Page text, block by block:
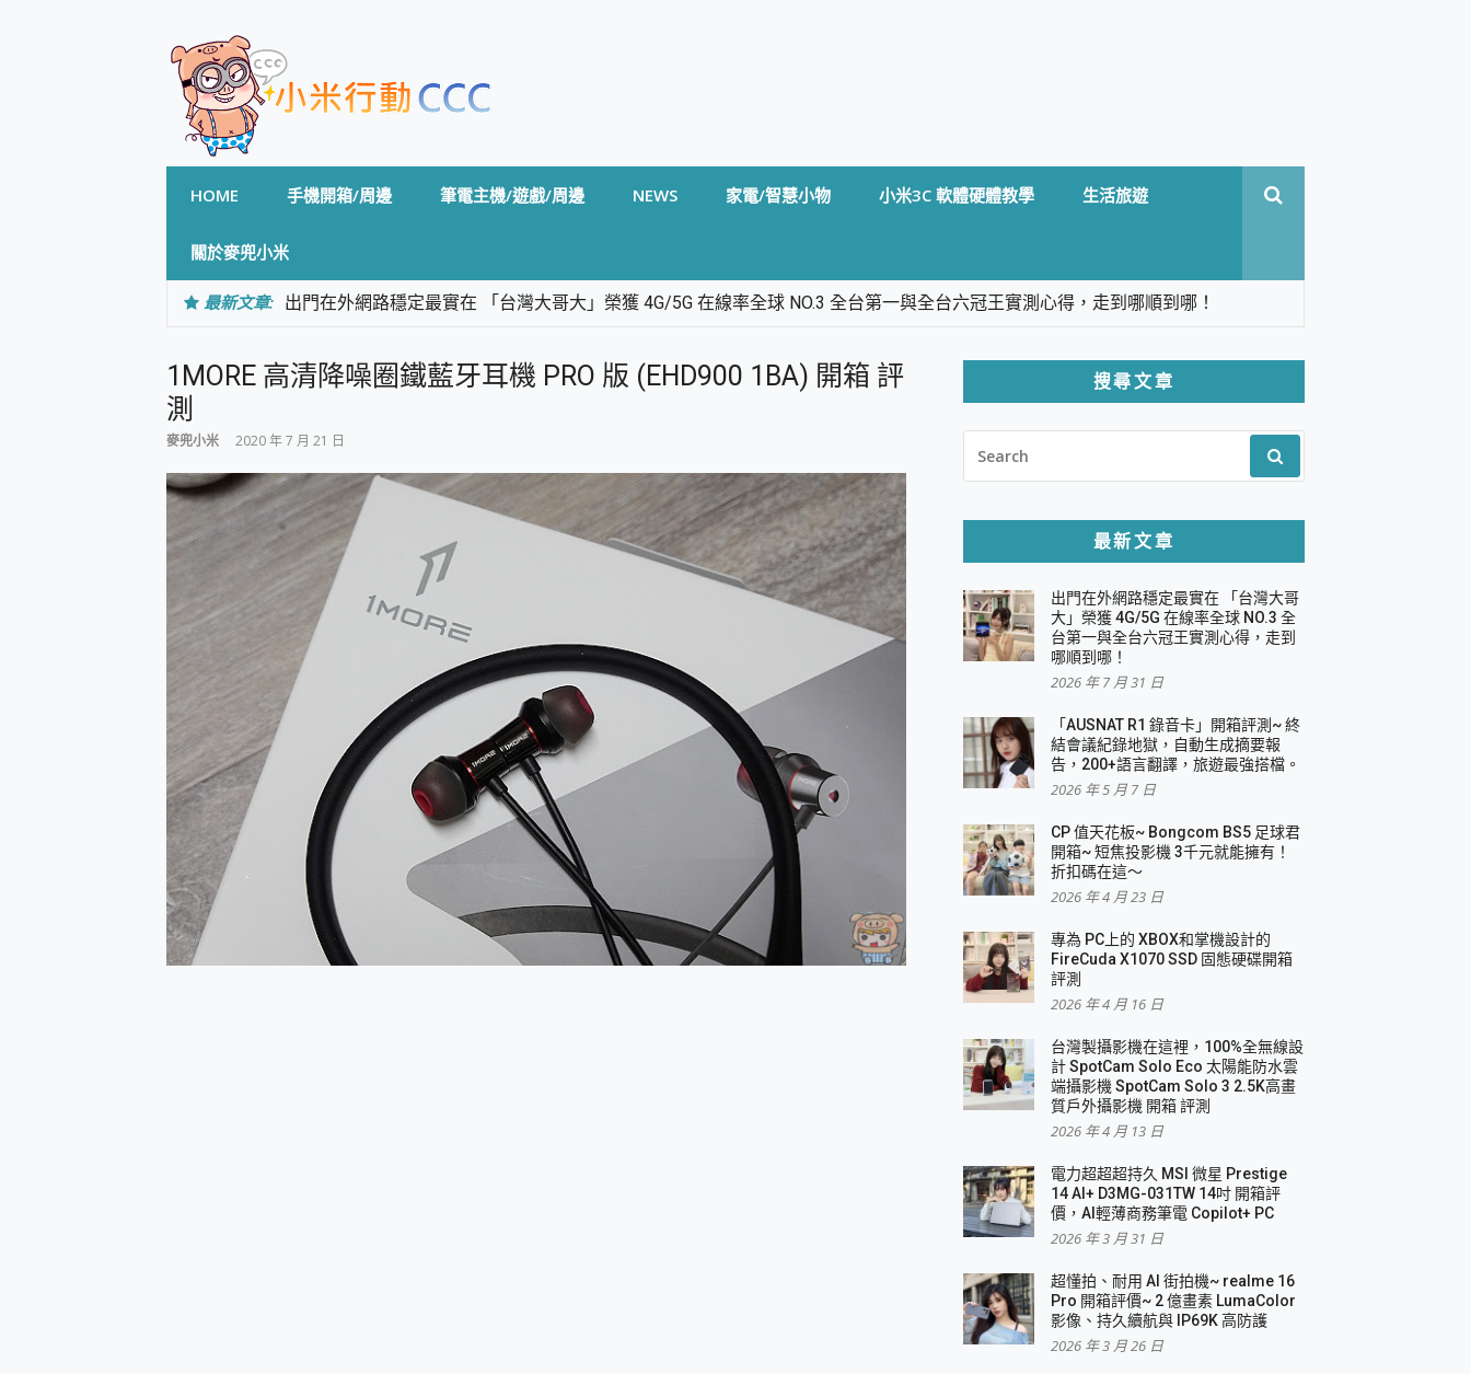
HOME 手機開箱/周邊 筆電主機/遊戲/周邊 NEWS 家電/智慧小物 小米3C 軟體硬體教學 生活旅遊
關於麥兜小米
最新文章: 出門在外網路穩定最實在 「台灣大哥大」榮獲 4G/5G 在線率全球 NO.3 全台第一與全台六冠王實測心得，走到哪順到哪！
專為 PC上的 XBOX和掌機設計的 FireCuda X1070 SSD 固態硬碟開箱 評測
台灣製攝影機在這裡，100%全無線設計 SpotCam Solo Eco 太陽能防水雲端攝影機 SpotCam Solo 3 2.5K高畫質戶外攝影機 開箱 評
電力超超超持久 MSI 微星 Prestige 14 AI+ D3MG-031TW 14吋 開箱評價，AI輕薄商務筆電 Copilot+ PC
超懂拍、耐用 AI 街拍機~ realme 16 Pro 開箱評價~ 2 億畫素 LumaColor 影像、持久續航與 IP69K 高防護
防窺黑科技 Galaxy S26 Ultra系列保護貼怎麼選？imos AR 低反光玻璃、藍寶石鏡頭貼與軍規防摔殼完整開箱評價
AI 支付 一錶搞定大小事 Xiaomi Watch 5 開箱 評測
超驚艷 讓人一眼就愛上 LENOVO 聯想 Yoga Book 9 14吋 AI輕薄筆電 開箱 評測
美到讓人超想擁有 moto pad 60 系列 與 Moto | Swarovski razr 60 冰藍限定版本 開箱 評測
好用的 EaseUS Partition Master 讓您輕鬆的移除與格式化有防寫保護的隨身碟或SD卡
一鍵修復模糊影片、舊照的 AI 好幫手! VideoProc Converter AI 新版全解析 × 年末優惠，一篇全看懂
小朋友才做選擇 投影機 RGB藍牙音響 氛圍情境燈 我通通都要！ Starfish 2 幻彩膠囊投影機｜結合「 智慧投影 & 煥彩流動 」的沈浸
式生活新體驗
外型超吸晴~ 給您絕佳操控體驗 GravaStar Mercury K1 系列 異星機械鍵盤與 Mercury X 系列 輕量無線電競滑鼠 開箱 評測
開箱~變身「蜘蛛人」椅子軍師！MSI MPG 491CQP QD-OLED 超寬曲面電競螢幕，多工辦公、爽度滿滿的終極桌面體驗
iPhone 17 系列 有認證的防護來囉！ imos 首家導入 UL MCV 行銷宣告驗證的手機配件品牌
DJI Osmo Pocket 3 爽爽帶回家 歡慶 EaseUS 21 週年到來，「Slogan 海報徵稿活動」好康大放送
小巧好吸不擋鏡頭 有Qi2認證的 ONPRO MagReact MXs2 5000mAh薄型磁吸無線急速行動電源 開箱 評測
會走動的冷暖氣 SONY REON POCKET PRO 穿戴式智慧冷暖調溫裝置 開箱 評測
寶可夢飛人外掛iToolab AnyGo全新升級，GO Fest 五折優惠嗨翻天！支援 iOS/Android！
百倍變焦實測~ vivo X200 Pro 與 S25 Ultra 誰能滿足全場景拍攝需求？
超好用的 PLAUD NotePin AI 智慧錄音膠囊~ 您的AI 秘書已上線 每月免費送你 300分鐘轉寫
COMPUTEX 2025 來囉！AGI亞奇雷 AI・Gaming・創作儲存方案登場，趕快來AGI亞奇雷挑戰任務抽 PS5！
自帶線的 有線無線都能充 ONPRO MagReact M5 10000mAh 5合1 磁吸無線急速行動電源 開箱 評測
飛利浦 JS7310 ⚡【電急便｜行動儲能救車電源】 可靠的旅行夥伴！帶給您優異的安全性與強大供電效能
是螢幕也是電視! 一機超多用途「MSI微星 Modern MD272UPSW 27型」 4K IPS 輕薄商用智慧聯網螢幕 開箱 評測
iPhone、Apple Watch、AirPods耳機 三個設備充電一起搞定 ONPRO MagReact™ M3 3 in 1可攜摺疊無線充電器 開箱 評測
動靜皆宜「HUAWEI FreeArc」開放式耳掛耳機，無感配戴! 超穩超服貼，音質、通話也很優質
EaseUS Vocal Remover 免費線上去聲器一鍵去除人聲 人聲 音樂分離 2024 消除人聲推薦
3 個超值 MHN 飛人工具分享~~ iToolab AnyGo 魔物獵人 Now飛人 ios教學 不出門也可以到處走
小體積 40000mAh 超大容量 一次充5個設備 充好充滿 CUKTECH 酷態科 300W 微型充電站 開箱 評測
97.3% 恢復率，資料救援就是這麼簡單 EaseUS Data Recovery Wizard Free 18.0.0 業界最好的資料救援軟體
1MORE 高清降噪圈鐵藍牙耳機 PRO 版 (EHD900 1BA) 開箱 評
測
麥兜小米 2020 年 7 月 21 日
搜尋文章
FOR:
最新文章
出門在外網路穩定最實在 「台灣大哥
大」榮獲 4G/5G 在線率全球 NO.3 全
台第一與全台六冠王實測心得，走到
哪順到哪！
2026 年 7 月 31 日
「AUSNAT R1 錄音卡」開箱評測~ 終
結會議紀錄地獄，自動生成摘要報
告，200+語言翻譯，旅遊最強搭檔。
2026 年 5 月 7 日
CP 值天花板~ Bongcom BS5 足球君
開箱~ 短焦投影機 3千元就能擁有！
折扣碼在這～
2026 年 4 月 23 日
專為 PC上的 XBOX和掌機設計的
FireCuda X1070 SSD 固態硬碟開箱
評測
2026 年 4 月 16 日
台灣製攝影機在這裡，100%全無線設
計 SpotCam Solo Eco 太陽能防水雲
端攝影機 SpotCam Solo 3 2.5K高畫
質戶外攝影機 開箱 評測
2026 年 4 月 13 日
電力超超超持久 MSI 微星 Prestige
14 AI+ D3MG-031TW 14吋 開箱評
價，AI輕薄商務筆電 Copilot+ PC
2026 年 3 月 31 日
超懂拍、耐用 AI 街拍機~ realme 16
Pro 開箱評價~ 2 億畫素 LumaColor
影像、持久續航與 IP69K 高防護
2026 年 3 月 26 日